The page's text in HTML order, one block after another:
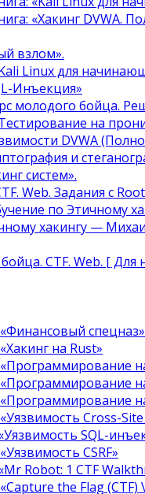
«Хакинг DVWA.
взлом».
Linux для
Инъекция»
молодого бойца.
на
DVWA
и
систем».
Web. Задания с
по Этичному
хакингу —
CTF. Web. [
спецназ»
на Rust»
Cross-
SQL-
CSRF»
Robot: 1 CTF
the Flag (CTF)